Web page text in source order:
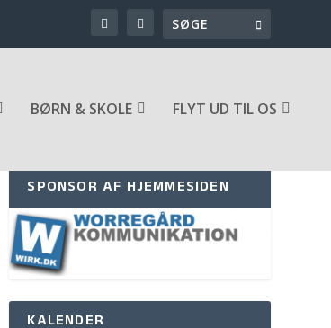
BØRN & SKOLE FLYT UD TIL OS
SPONSOR AF HJEMMESIDEN
KALENDER